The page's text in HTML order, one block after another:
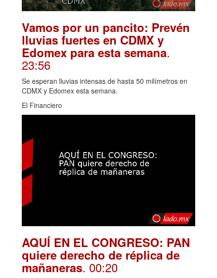
Vamos por un pancito: Prevén
lluvias fuertes en CDMX y
Edomex para esta semana.
23:56
Se esperan lluvias intensas de hasta 50 milímetros en
CDMX y Edomex esta semana.
El Financiero
AQUÍ EN EL CONGRESO: PAN
quiere derecho de réplica de
mañaneras. 00:20